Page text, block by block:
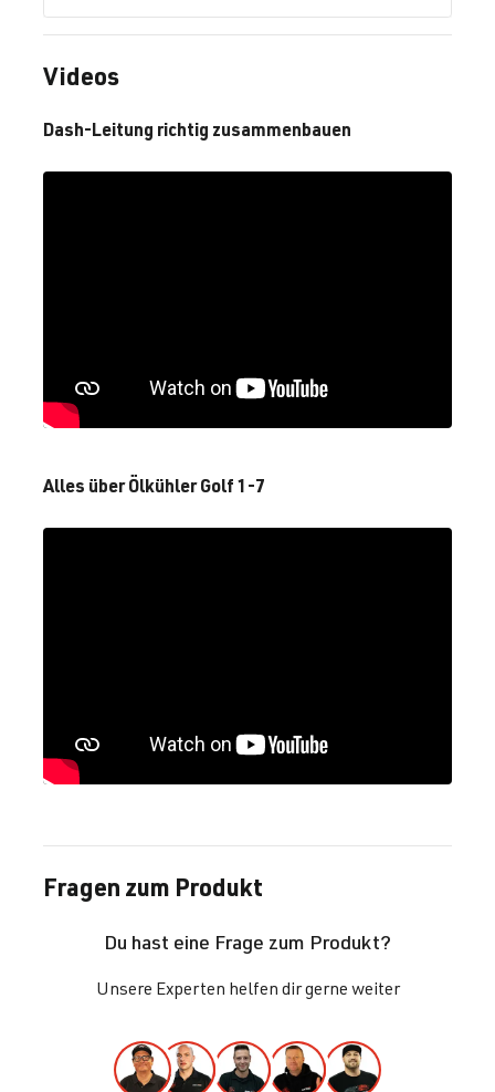
Videos
Dash-Leitung richtig zusammenbauen
Alles über Ölkühler Golf 1-7
Fragen zum Produkt
Du hast eine Frage zum Produkt?
Unsere Experten helfen dir gerne weiter